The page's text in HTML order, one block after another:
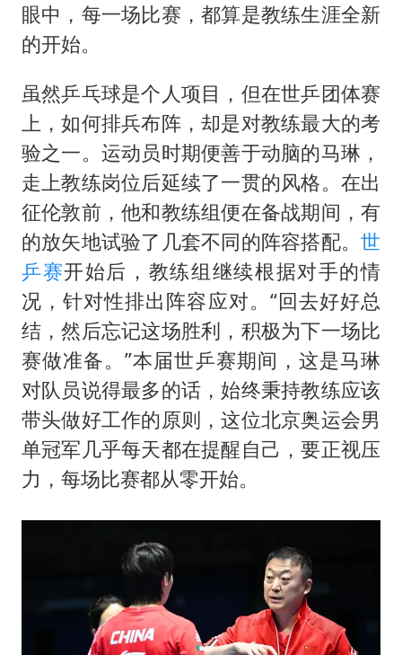
眼中，每一场比赛，都算是教练生涯全新
的开始。
虽然乒乓球是个人项目，但在世乒团体赛
上，如何排兵布阵，却是对教练最大的考
验之一。运动员时期便善于动脑的马琳，
走上教练岗位后延续了一贯的风格。在出
征伦敦前，他和教练组便在备战期间，有
的放矢地试验了几套不同的阵容搭配。世
乒赛开始后，教练组继续根据对手的情
况，针对性排出阵容应对。“回去好好总
结，然后忘记这场胜利，积极为下一场比
赛做准备。”本届世乒赛期间，这是马琳
对队员说得最多的话，始终秉持教练应该
带头做好工作的原则，这位北京奥运会男
单冠军几乎每天都在提醒自己，要正视压
力，每场比赛都从零开始。